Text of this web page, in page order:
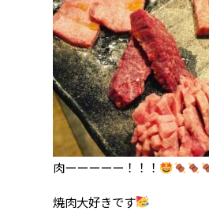
肉ーーーーー！！！
焼肉大好きです